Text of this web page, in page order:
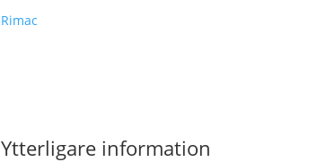
Rimac
Ytterligare information